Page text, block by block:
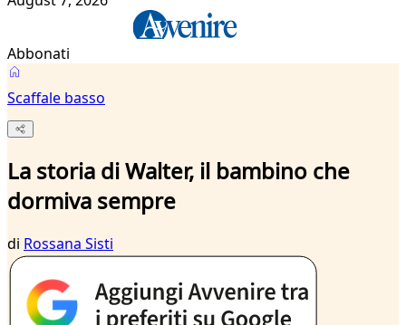
Abbonati
Scaffale basso
La storia di Walter, il bambino che
dormiva sempre
di Rossana Sisti